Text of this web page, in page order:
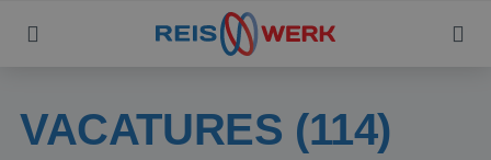
VACATURES (114)